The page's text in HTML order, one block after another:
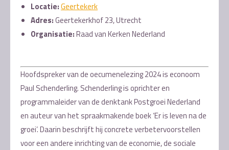
Locatie:Geertekerk
Adres:Geertekerkhof 23, Utrecht
Organisatie:Raad van Kerken Nederland
Hoofdspreker van de oecumenelezing 2024 is econoom
Paul Schenderling. Schenderling is oprichter en
programmaleider van de denktank Postgroei Nederland
en auteur van het spraakmakende boek ‘Er is leven na de
groei’. Daarin beschrijft hij concrete verbetervoorstellen
voor een andere inrichting van de economie, de sociale